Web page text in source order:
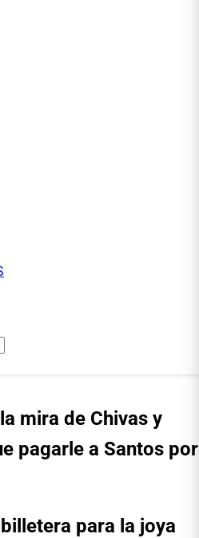
mira de Chivas y
pagarle a Santos por
para la joya